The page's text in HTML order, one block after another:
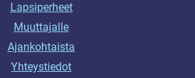
Lapsiperheet
Muuttajalle
Ajankohtaista
Yhteystiedot